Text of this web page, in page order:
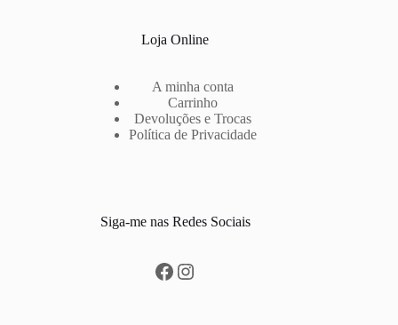
Loja Online
A minha conta
Carrinho
Devoluções e Trocas
Política de Privacidade
Siga-me nas Redes Sociais
Facebook
Instagram